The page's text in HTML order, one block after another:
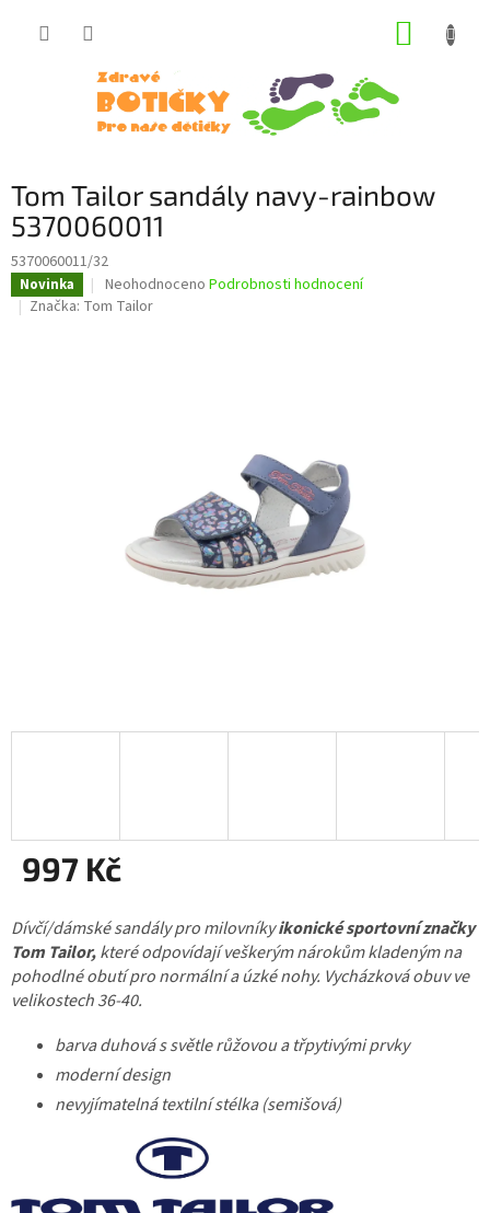
Tom Tailor sandály navy-rainbow
5370060011
5370060011/32
Novinka
Průměrné
hodnocení
Neohodnoceno Podrobnosti hodnocení
Značka: Tom Tailor
997 Kč
cena:
Dívčí/dámské sandály pro milovníkyikonické sportovní značky
Tom Tailor,které odpovídají veškerým nárokům kladeným na
pohodlné obutí pro normální a úzké nohy. Vycházková obuv ve
velikostech 36-40.
barva duhová s světle růžovou a třpytivými prvky
moderní design
nevyjímatelná textilní stélka (semišová)